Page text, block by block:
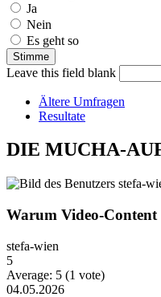
Ja
Nein
Es geht so
Leave this field blank
Ältere Umfragen
Resultate
DIE MUCHA-
Warum Video-
stefa-wien
5
Average: 5 (1 vote)
04.05.2026